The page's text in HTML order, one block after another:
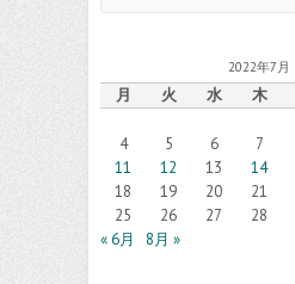
2022年7月
月 火 水 木
4
5 6 7
11
12 13 14
18
19 20 21
25
26 27 28
« 6月
8月 »